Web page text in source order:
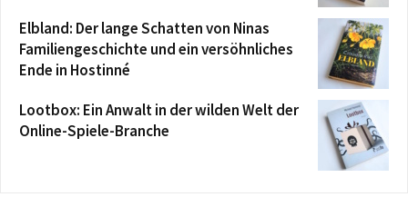
Elbland: Der lange Schatten von Ninas
Familiengeschichte und ein versöhnliches
Ende in Hostinné
Lootbox: Ein Anwalt in der wilden Welt der
Online-Spiele-Branche